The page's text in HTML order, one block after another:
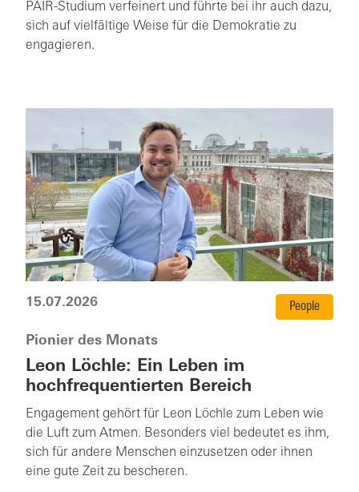
PAIR-Studium verfeinert und führte bei ihr auch dazu,
sich auf vielfältige Weise für die Demokratie zu
engagieren.
15.07.2026 People
Pionier des Monats
Leon Löchle: Ein Leben im
hochfrequentierten Bereich
Engagement gehört für Leon Löchle zum Leben wie
die Luft zum Atmen. Besonders viel bedeutet es ihm,
sich für andere Menschen einzusetzen oder ihnen
eine gute Zeit zu bescheren.